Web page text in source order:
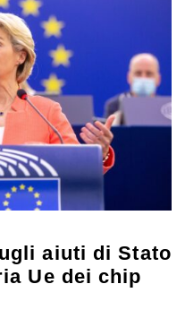
aiuti di Stato
Ue dei chip